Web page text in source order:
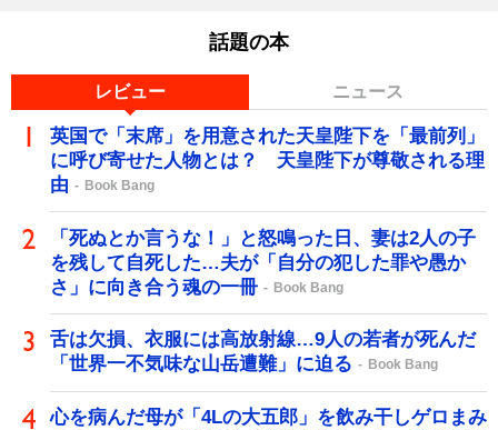
話題の本
レビュー ニュース
英国で「末席」を用意された天皇陛下を「最前列」
に呼び寄せた人物とは？ 天皇陛下が尊敬される理
由
Book Bang
「死ぬとか言うな！」と怒鳴った日、妻は2人の子
を残して自死した…夫が「自分の犯した罪や愚か
さ」に向き合う魂の一冊
Book Bang
舌は欠損、衣服には高放射線…9人の若者が死んだ
「世界一不気味な山岳遭難」に迫る
Book Bang
心を病んだ母が「4Lの大五郎」を飲み干しゲロまみ